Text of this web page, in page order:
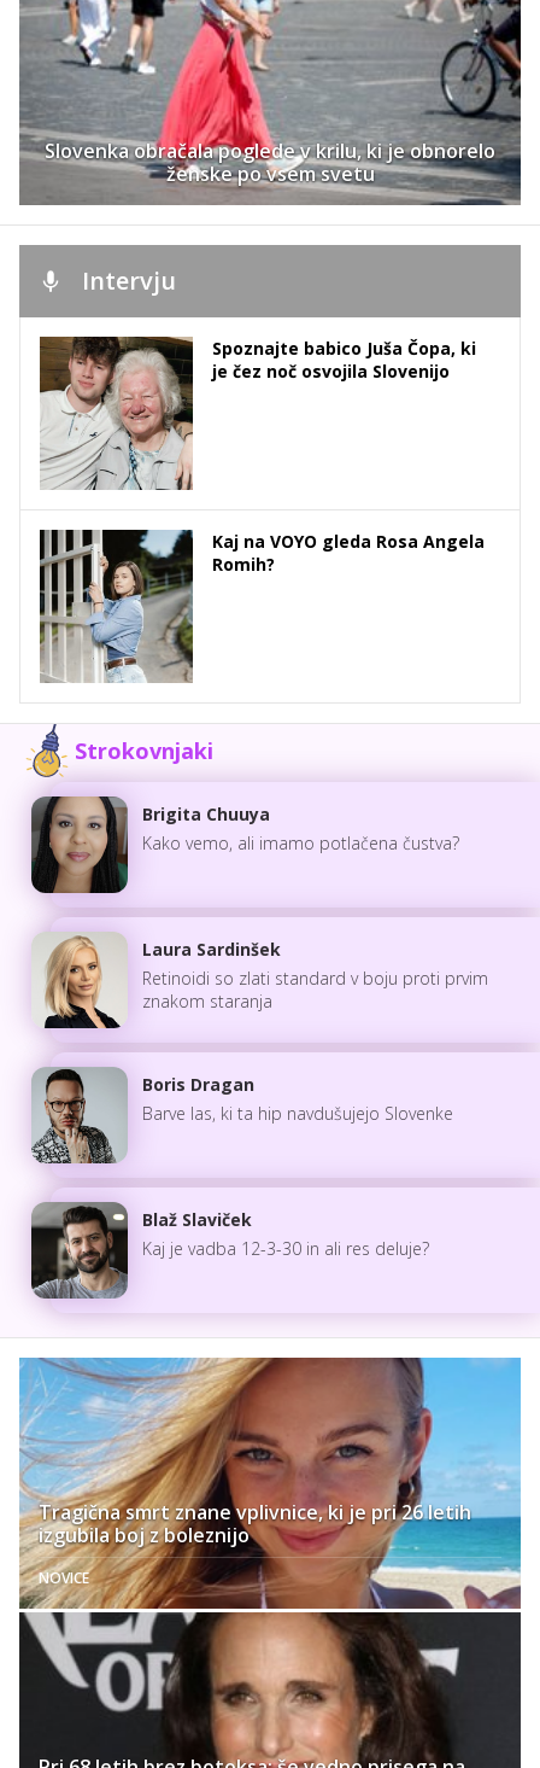
Slovenka obračala poglede v krilu, ki je obnorelo
ženske po vsem svetu
Intervju
Spoznajte babico Juša Čopa, ki
je čez noč osvojila Slovenijo
Kaj na VOYO gleda Rosa Angela
Romih?
Strokovnjaki
Brigita Chuuya
Kako vemo, ali imamo potlačena čustva?
Laura Sardinšek
Retinoidi so zlati standard v boju proti prvim
znakom staranja
Boris Dragan
Barve las, ki ta hip navdušujejo Slovenke
Blaž Slaviček
Kaj je vadba 12-3-30 in ali res deluje?
Tragična smrt znane vplivnice, ki je pri 26 letih
izgubila boj z boleznijo
NOVICE